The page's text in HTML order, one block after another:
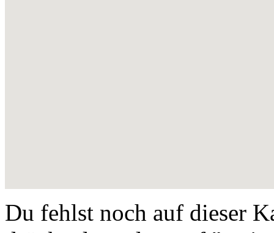
Du fehlst noch auf dieser